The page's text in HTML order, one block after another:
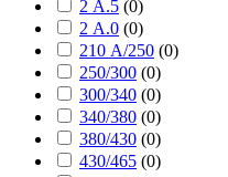
2 А.5 (0)
2 А.0 (0)
210 А/250 (0)
250/300 (0)
300/340 (0)
340/380 (0)
380/430 (0)
430/465 (0)